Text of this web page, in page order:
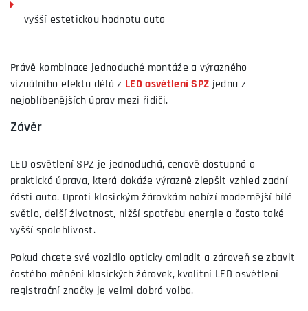
vyšší estetickou hodnotu auta
Právě kombinace jednoduché montáže a výrazného
vizuálního efektu dělá z LED osvětlení SPZ jednu z
nejoblíbenějších úprav mezi řidiči.
Závěr
LED osvětlení SPZ je jednoduchá, cenově dostupná a
praktická úprava, která dokáže výrazně zlepšit vzhled zadní
části auta. Oproti klasickým žárovkám nabízí modernější bílé
světlo, delší životnost, nižší spotřebu energie a často také
vyšší spolehlivost.
Pokud chcete své vozidlo opticky omladit a zároveň se zbavit
častého měnění klasických žárovek, kvalitní LED osvětlení
registrační značky je velmi dobrá volba.